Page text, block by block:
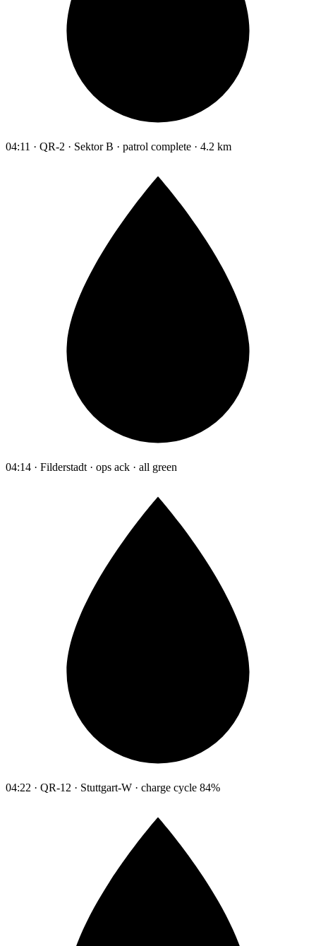
04:11 · QR-2 · Sektor B · patrol complete · 4.2 km
04:14 · Filderstadt · ops ack · all green
04:22 · QR-12 · Stuttgart-W · charge cycle 84%